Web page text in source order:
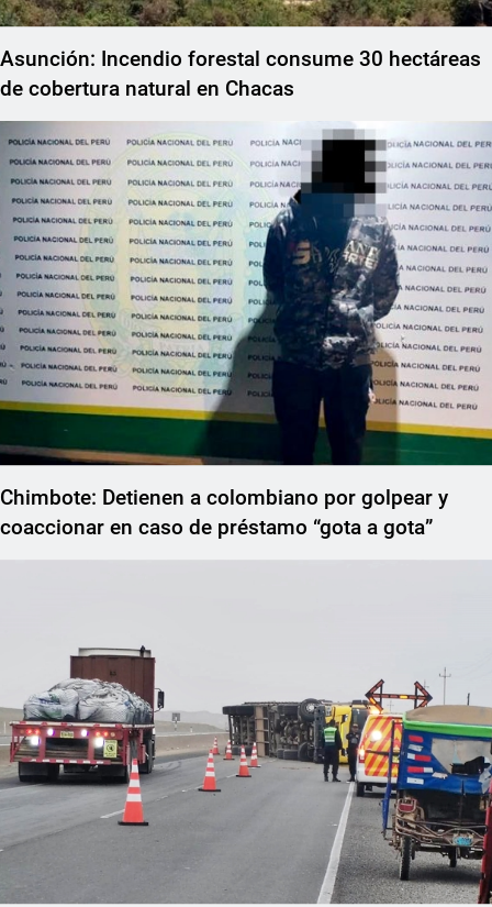
Asunción: Incendio forestal consume 30 hectáreas
de cobertura natural en Chacas
Chimbote: Detienen a colombiano por golpear y
coaccionar en caso de préstamo “gota a gota”